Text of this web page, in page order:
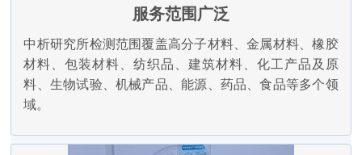
服务范围广泛
中析研究所检测范围覆盖高分子材料、金属材料、橡胶
材料、包装材料、纺织品、建筑材料、化工产品及原
料、生物试验、机械产品、能源、药品、食品等多个领
域。